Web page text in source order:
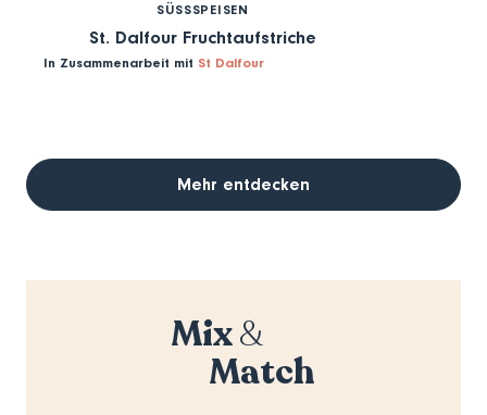
SÜSSSPEISEN
St. Dalfour Fruchtaufstriche
In Zusammenarbeit mit St Dalfour
Mehr entdecken
Mix&
Match